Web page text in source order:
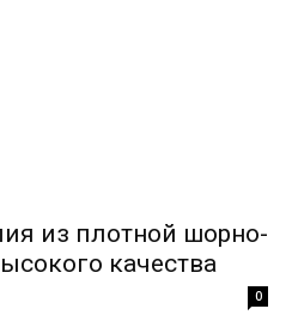
из плотной шорно-
качества
0